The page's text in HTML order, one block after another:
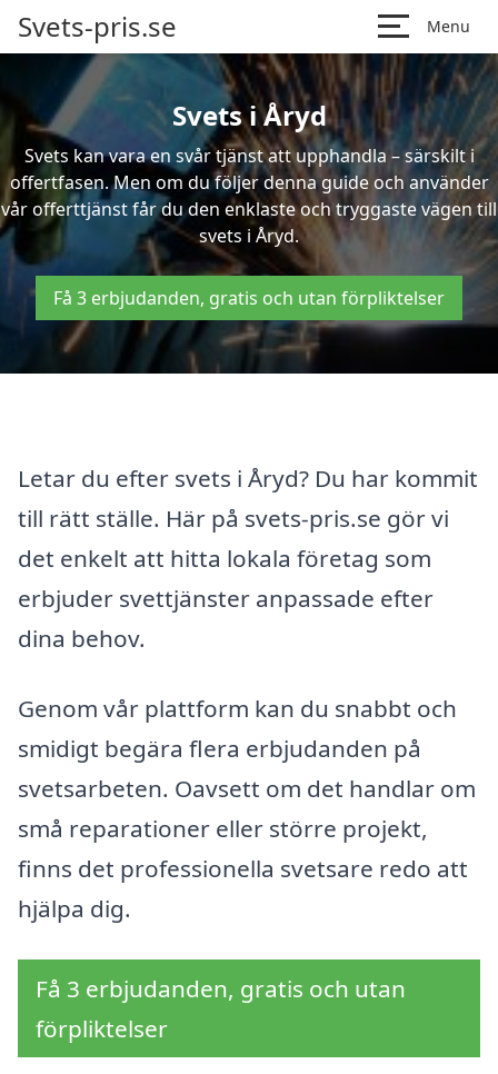
Svets-pris.se Menu
Svets i Åryd
Svets kan vara en svår tjänst att upphandla – särskilt i
offertfasen. Men om du följer denna guide och använder
vår offerttjänst får du den enklaste och tryggaste vägen till
svets i Åryd.
Få 3 erbjudanden, gratis och utan förpliktelser
Letar du efter svets i Åryd? Du har kommit
till rätt ställe. Här på svets-pris.se gör vi
det enkelt att hitta lokala företag som
erbjuder svettjänster anpassade efter
dina behov.
Genom vår plattform kan du snabbt och
smidigt begära flera erbjudanden på
svetsarbeten. Oavsett om det handlar om
små reparationer eller större projekt,
finns det professionella svetsare redo att
hjälpa dig.
Få 3 erbjudanden, gratis och utan
förpliktelser